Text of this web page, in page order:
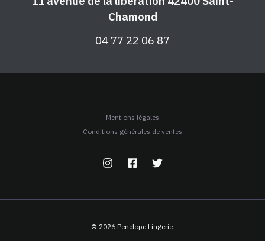
Chamond
04 77 22 06 87
Mentions légales
Conditions générales de ventes
© 2026 Penelope Lingerie.